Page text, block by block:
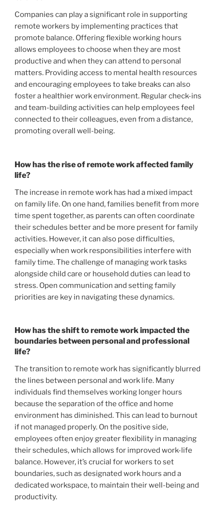
Companies can play a significant role in supporting
remote workers by implementing practices that
promote balance. Offering flexible working hours
allows employees to choose when they are most
productive and when they can attend to personal
matters. Providing access to mental health resources
and encouraging employees to take breaks can also
foster a healthier work environment. Regular check-ins
and team-building activities can help employees feel
connected to their colleagues, even from a distance,
promoting overall well-being.
How has the rise of remote work affected family
life?
The increase in remote work has had a mixed impact
on family life. On one hand, families benefit from more
time spent together, as parents can often coordinate
their schedules better and be more present for family
activities. However, it can also pose difficulties,
especially when work responsibilities interfere with
family time. The challenge of managing work tasks
alongside child care or household duties can lead to
stress. Open communication and setting family
priorities are key in navigating these dynamics.
How has the shift to remote work impacted the
boundaries between personal and professional
life?
The transition to remote work has significantly blurred
the lines between personal and work life. Many
individuals find themselves working longer hours
because the separation of the office and home
environment has diminished. This can lead to burnout
if not managed properly. On the positive side,
employees often enjoy greater flexibility in managing
their schedules, which allows for improved work-life
balance. However, it’s crucial for workers to set
boundaries, such as designated work hours and a
dedicated workspace, to maintain their well-being and
productivity.